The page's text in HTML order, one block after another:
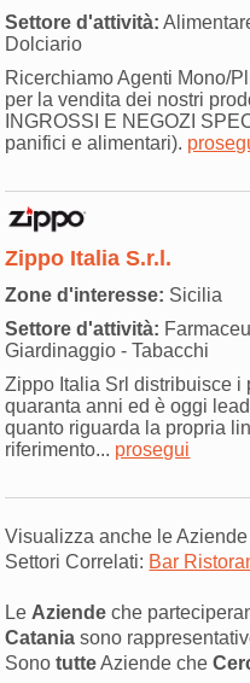
Settore d'attività:
Dolciario
Ricerchiamo Agenti Mono/
per la vendita dei nostri
INGROSSI E NEGOZI
panifici e alimentari).
Zippo Italia S.r.l.
Zone d'interesse: Sicilia
Settore d'attività:
Giardinaggio - Tabacchi
Zippo Italia Srl distribuisce
quaranta anni ed è oggi
quanto riguarda la propria
riferimento... prosegui
Visualizza anche le
Settori Correlati: Bar
LeAziende che
Catania sono
SonotutteAziende che